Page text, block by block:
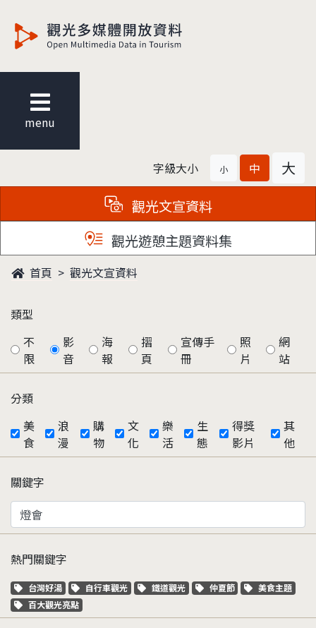
menu
字級大小 小 中 大
觀光文宣資料
觀光遊憩主題資料集
首頁 觀光文宣資料
類型
不
限
影
音
海
報
摺
頁
宣傳手
冊
照
片
網
站
分類
美
食
浪
漫
購
物
文
化
樂
活
生
態
得獎
影片
其
他
關鍵字
熱門關鍵字
關鍵字標籤
台灣好湯 關鍵字標籤
自行車觀光 關鍵字標籤
鐵道觀光 關鍵字標籤
仲夏節 關鍵字標籤
美食主題
關鍵字標籤
百大觀光亮點